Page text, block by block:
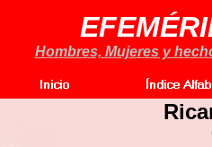
Hombres, Mujeres y